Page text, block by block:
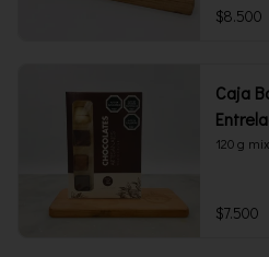
$8.500
Caja
120 g
$7.500